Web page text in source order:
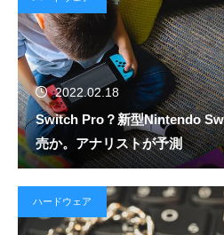
2022.02.18
Switch Pro？新型Nintendo
売か。アナリストが予測
ハードウェア